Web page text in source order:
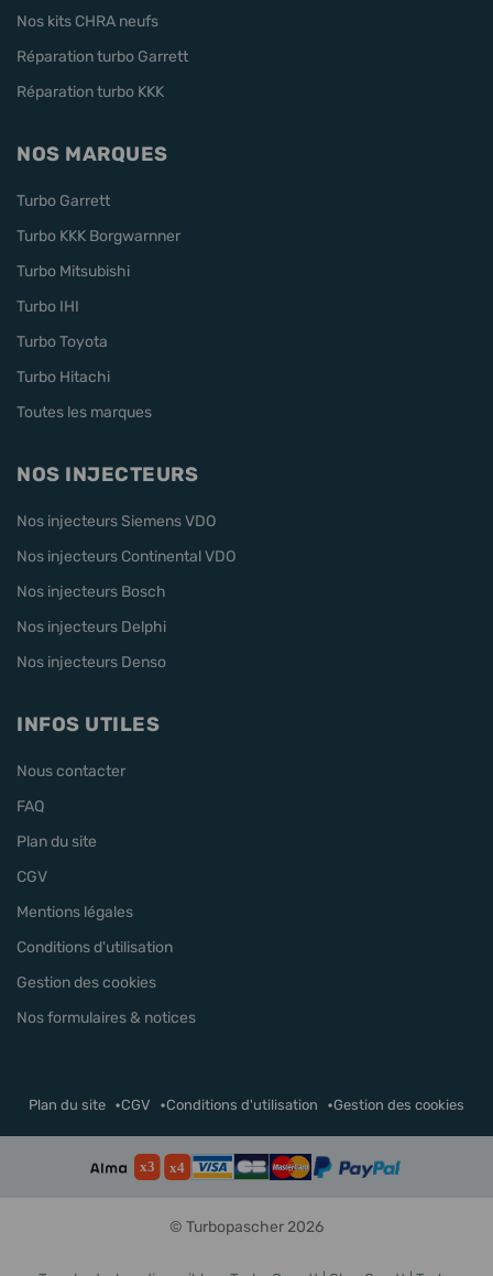
Nos kits CHRA neufs
Réparation turbo Garrett
Réparation turbo KKK
NOS MARQUES
Turbo Garrett
Turbo KKK Borgwarnner
Turbo Mitsubishi
Turbo IHI
Turbo Toyota
Turbo Hitachi
Toutes les marques
NOS INJECTEURS
Nos injecteurs Siemens VDO
Nos injecteurs Continental VDO
Nos injecteurs Bosch
Nos injecteurs Delphi
Nos injecteurs Denso
INFOS UTILES
Nous contacter
FAQ
Plan du site
CGV
Mentions légales
Conditions d'utilisation
Gestion des cookies
Nos formulaires & notices
Plan du site CGV Conditions d'utilisation Gestion des cookies
© Turbopascher 2026